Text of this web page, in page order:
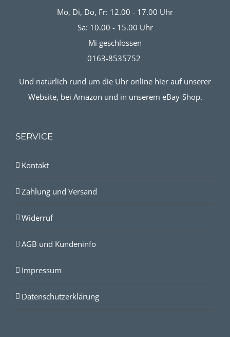
Mo, Di, Do, Fr: 12.00 - 17.00 Uhr
Sa: 10.00 - 15.00 Uhr
Mi geschlossen
0163-8535752
Und natürlich rund um die Uhr online hier auf unserer
Website, bei Amazon und in unserem eBay-Shop.
SERVICE
Kontakt
Zahlung und Versand
Widerruf
AGB und Kundeninfo
Impressum
Datenschutzerklärung